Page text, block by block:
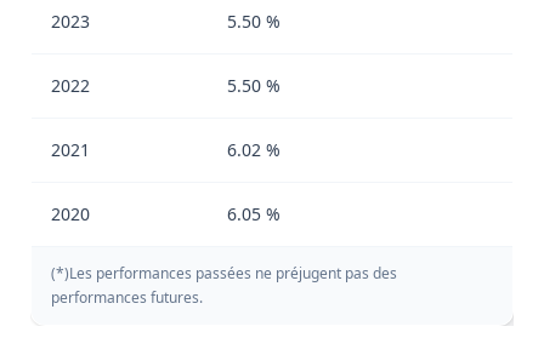
2023 5.50 %
2022 5.50 %
2021 6.02 %
2020 6.05 %
(*)Les performances passées ne préjugent pas des
performances futures.